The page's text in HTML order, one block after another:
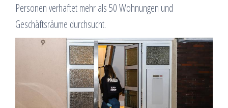
Personen verhaftet mehr als 50 Wohnungen und
Geschäftsräume durchsucht.